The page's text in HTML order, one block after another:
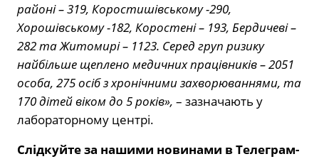
районі – 319, Коростишівському -290,
Хорошівському -182, Коростені – 193, Бердичеві –
282 та Житомирі – 1123. Серед груп ризику
найбільше щеплено медичних працівників – 2051
особа, 275 осіб з хронічними захворюваннями, та
170 дітей віком до 5 років», – зазначають у
лабораторному центрі.
Слідкуйте за нашими новинами в Телеграм-